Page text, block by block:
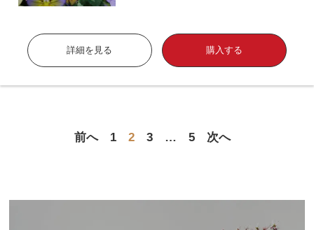
詳細を見る 購入する
前へ 1 2 3 … 5 次へ